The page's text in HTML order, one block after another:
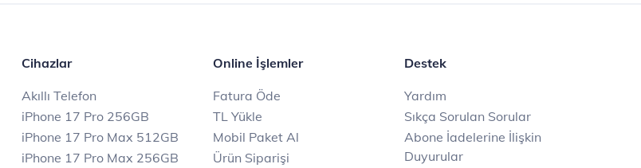
Cihazlar
Akıllı Telefon
iPhone 17 Pro 256GB
iPhone 17 Pro Max 512GB
iPhone 17 Pro Max 256GB
Online İşlemler
Fatura Öde
TL Yükle
Mobil Paket Al
Ürün Siparişi
Destek
Yardım
Sıkça Sorulan Sorular
Abone İadelerine İlişkin
Duyurular